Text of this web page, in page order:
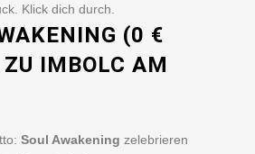
Klick dich durch.
(0 €
IMBOLC AM
Soul Awakening zelebrieren